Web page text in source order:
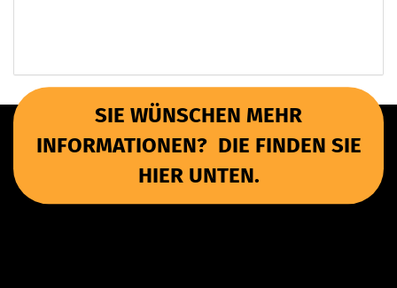
SIE WÜNSCHEN MEHR
INFORMATIONEN? DIE FINDEN SIE
HIER UNTEN.